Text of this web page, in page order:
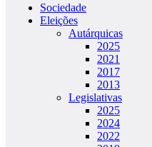
Sociedade
Eleições
Autárquicas
2025
2021
2017
2013
Legislativas
2025
2024
2022